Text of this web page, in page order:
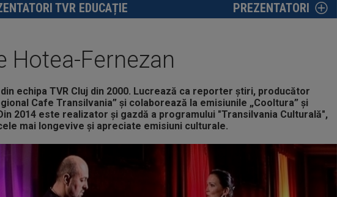
TVR EDUCAȚIE PREZENTATORI
Hotea-Fernezan
echipa TVR Cluj din 2000. Lucrează ca reporter ştiri, producător
Cafe Transilvania” şi colaborează la emisiunile „Cooltura” şi
2014 este realizator şi gazdă a programului "Transilvania Culturală",
mai longevive şi apreciate emisiuni culturale.